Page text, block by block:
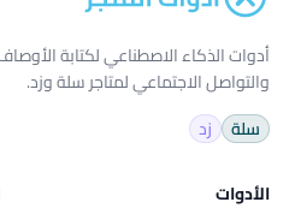
أدوات الذكاء الاصطناعي لكتابة
والتواصل الاجتماعي لمتاجر سلة وزد.
سلة
زد
الأدوات